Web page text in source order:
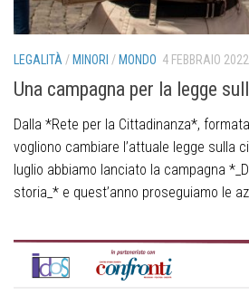
LEGALITÀ / MINORI / MONDO 4 FEBBRAIO 2022
Una campagna per la legge
Dalla *Rete per la Cittadinanza*,
vogliono cambiare l’attuale legge sulla
luglio abbiamo lanciato la campagna
storia_* e quest’anno proseguiamo le